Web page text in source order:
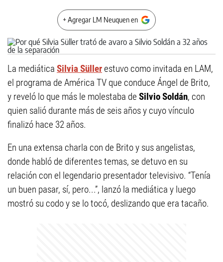
+ Agregar LM Neuquen en
La mediática Silvia Süllerestuvo como invitada en LAM,
el programa de América TV que conduce Ángel de Brito,
y reveló lo que más le molestaba de Silvio Soldán, con
quien salió durante más de seis años y cuyo vínculo
finalizó hace 32 años.
En una extensa charla con de Brito y sus angelistas,
donde habló de diferentes temas, se detuvo en su
relación con el legendario presentador televisivo. “Tenía
un buen pasar, sí, pero...”, lanzó la mediática y luego
mostró su codo y se lo tocó, deslizando que era tacaño.